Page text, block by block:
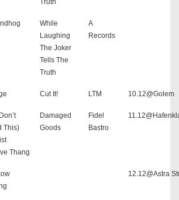
While
Laughing
The Joker
Tells The
Truth
A
Records
Cut It! LTM 10.12@Golem
This)
Thang
Damaged
Goods
Fidel
Bastro
12.12@Astra